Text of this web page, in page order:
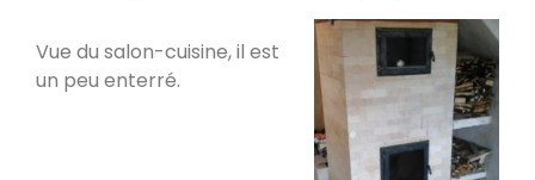
Poêle de Masse
Bellecombe-en-Bauges 73340
Vue du salon-cuisine, il est
un peu enterré.